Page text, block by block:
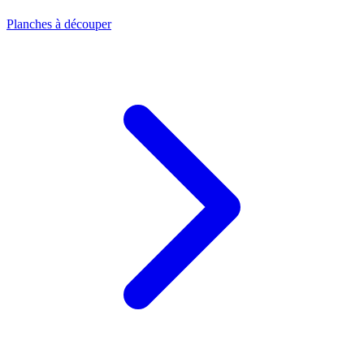
Planches à découper